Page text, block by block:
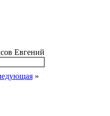
Евгений
»